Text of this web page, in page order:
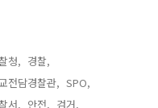
청, 경찰,
전담경찰관, SPO,
서, 안전, 검거,